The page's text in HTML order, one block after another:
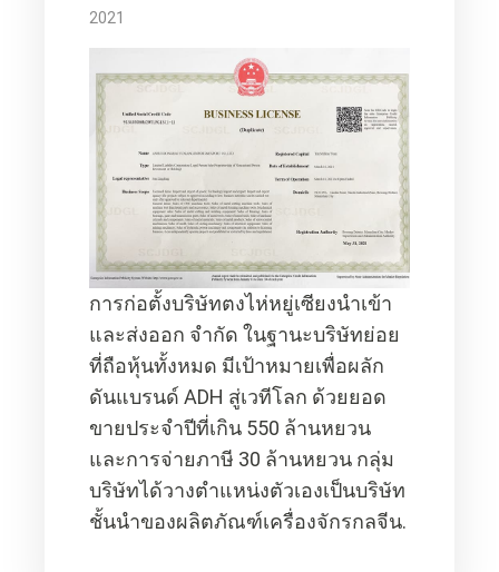
2021
การก่อตั้งบริษัทตงไห่หยู่เซียงนำเข้า
และส่งออก จำกัด ในฐานะบริษัทย่อย
ที่ถือหุ้นทั้งหมด มีเป้าหมายเพื่อผลัก
ดันแบรนด์ ADH สู่เวทีโลก ด้วยยอด
ขายประจำปีที่เกิน 550 ล้านหยวน
และการจ่ายภาษี 30 ล้านหยวน กลุ่ม
บริษัทได้วางตำแหน่งตัวเองเป็นบริษัท
ชั้นนำของผลิตภัณฑ์เครื่องจักรกลจีน.